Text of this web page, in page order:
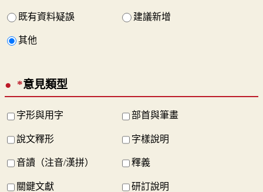
既有資料疑誤 建議新增
其他
*意見類型
字形與用字 部首與筆畫
說文釋形 字樣說明
音讀（注音/漢拼） 釋義
關鍵文獻 研訂說明